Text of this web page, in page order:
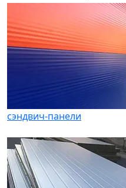
сэндвич-панели